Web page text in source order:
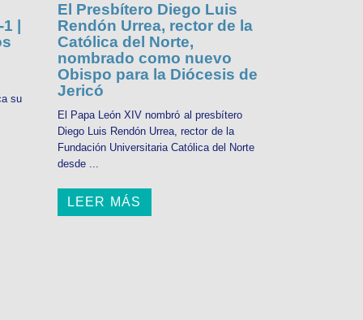
|
su
El Presbítero Diego Luis
Rendón Urrea, rector de la
Católica del Norte,
nombrado como nuevo
Obispo para la Diócesis de
Jericó
El Papa León XIV nombró al presbítero
Diego Luis Rendón Urrea, rector de la
Fundación Universitaria Católica del Norte
desde ...
LEER MÁS